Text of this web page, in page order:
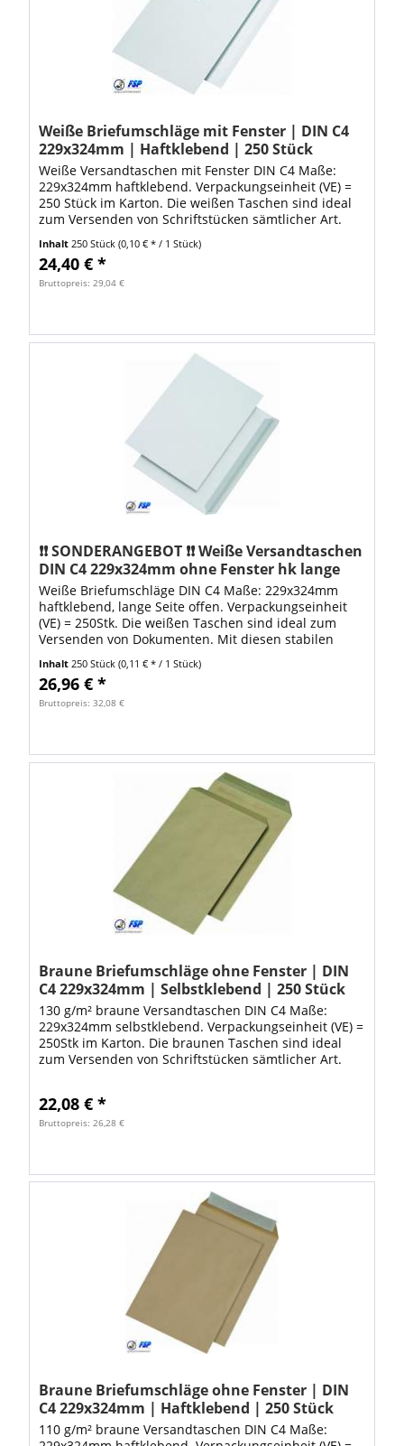
Weiße Briefumschläge mit Fenster | DIN C4
229x324mm | Haftklebend | 250 Stück
Weiße Versandtaschen mit Fenster DIN C4 Maße:
229x324mm haftklebend. Verpackungseinheit (VE) =
250 Stück im Karton. Die weißen Taschen sind ideal
zum Versenden von Schriftstücken sämtlicher Art.
Inhalt 250 Stück(0,10 € * / 1 Stück)
24,40 € *
Bruttopreis: 29,04 €
❗❗ SONDERANGEBOT ❗❗ Weiße Versandtaschen
DIN C4 229x324mm ohne Fenster hk lange
Seite offen (250 Stü
Weiße Briefumschläge DIN C4 Maße: 229x324mm
haftklebend, lange Seite offen. Verpackungseinheit
(VE) = 250Stk. Die weißen Taschen sind ideal zum
Versenden von Dokumenten. Mit diesen stabilen
Inhalt 250 Stück(0,11 € * / 1 Stück)
26,96 € *
Bruttopreis: 32,08 €
Braune Briefumschläge ohne Fenster | DIN
C4 229x324mm | Selbstklebend | 250 Stück
130 g/m² braune Versandtaschen DIN C4 Maße:
229x324mm selbstklebend. Verpackungseinheit (VE) =
250Stk im Karton. Die braunen Taschen sind ideal
zum Versenden von Schriftstücken sämtlicher Art.
22,08 € *
Bruttopreis: 26,28 €
Braune Briefumschläge ohne Fenster | DIN
C4 229x324mm | Haftklebend | 250 Stück
110 g/m² braune Versandtaschen DIN C4 Maße: